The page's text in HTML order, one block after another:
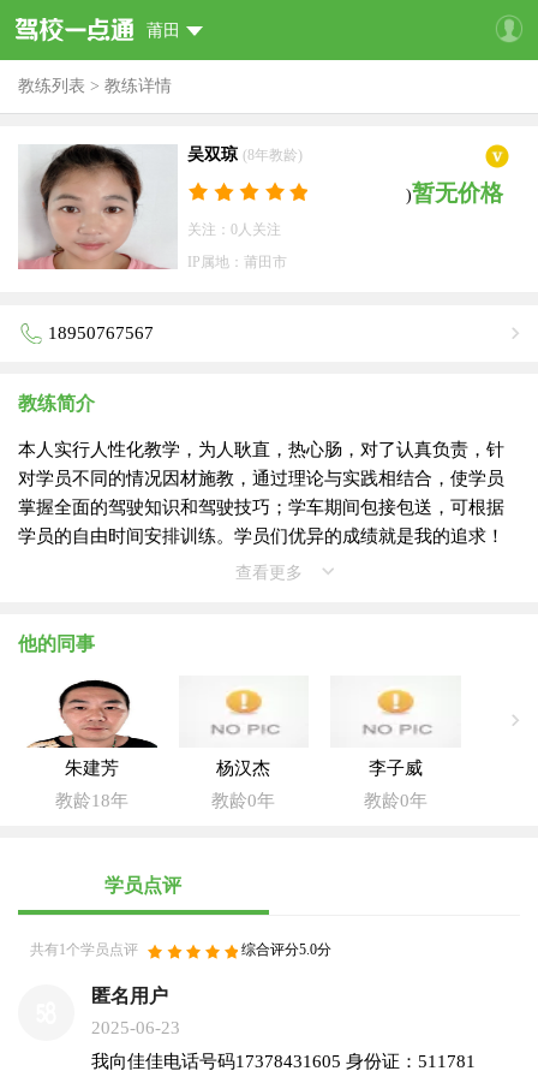
莆田
教练列表 > 教练详情
吴双琼 (8年教龄)
)暂无价格
关注：0人关注
IP属地：莆田市
18950767567
教练简介
本人实行人性化教学，为人耿直，热心肠，对了认真负责，针
对学员不同的情况因材施教，通过理论与实践相结合，使学员
掌握全面的驾驶知识和驾驶技巧；学车期间包接包送，可根据
学员的自由时间安排训练。学员们优异的成绩就是我的追求！
查看更多
他的同事
朱建芳
教龄18年
杨汉杰
教龄0年
李子威
教龄0年
学员点评
共有1个学员点评 综合评分5.0分
匿名用户
2025-06-23
我向佳佳电话号码17378431605 身份证：511781